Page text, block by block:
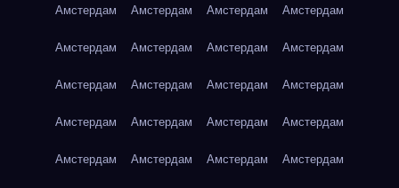
Амстердам Амстердам Амстердам Амстердам
Амстердам Амстердам Амстердам Амстердам
Амстердам Амстердам Амстердам Амстердам
Амстердам Амстердам Амстердам Амстердам
Амстердам Амстердам Амстердам Амстердам